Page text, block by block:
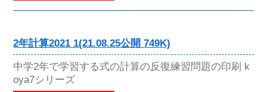
2年計算2021 1(21.08.25公開 749K)
中学2年で学習する式の計算の反復練習問題の印刷 k
oya7シリーズ